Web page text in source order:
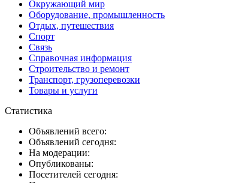
Окружающий мир
Оборудование, промышленность
Отдых, путешествия
Спорт
Связь
Справочная информация
Строительство и ремонт
Транспорт, грузоперевозки
Товары и услуги
Статистика
Объявлений всего:
Объявлений сегодня:
На модерации:
Опубликованы:
Посетителей сегодня: